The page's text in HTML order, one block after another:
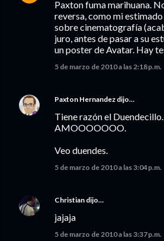
Paxton fuma marihuana.
reversa, como mi
sobre cinematografía
juro, antes de pasar a su
un poster de Avatar. Hay
5 de marzo de 2010 a las 2:18 p.m.
Paxton Hernandez dijo…
Tiene razón el Duendecillo.
AMOOOOOOO.
Veo duendes.
5 de marzo de 2010 a las 3:04 p.m.
Christian dijo…
jajaja
5 de marzo de 2010 a las 3:37 p.m.